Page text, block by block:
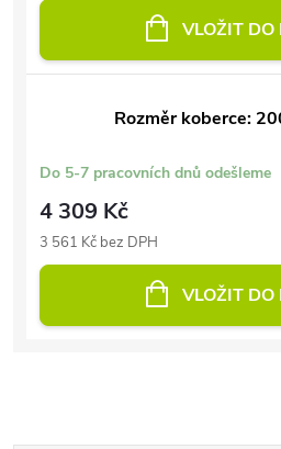
VLOŽIT DO
Rozměr koberce:
Do 5-7 pracovních dnů odešleme
4 309 Kč
3 561 Kč bez DPH
VLOŽIT DO